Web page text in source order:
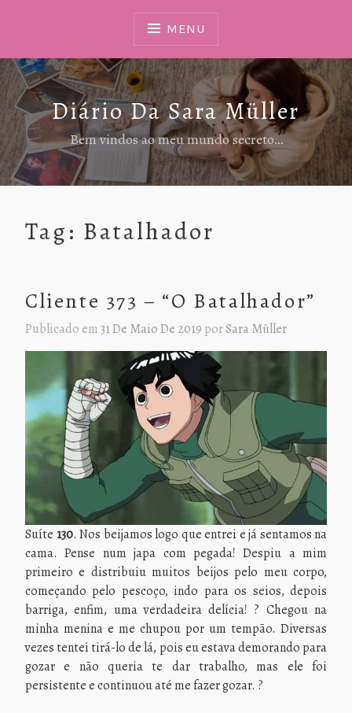
MENU
Diário Da Sara Müller
Bem vindos ao meu mundo secreto…
Tag: Batalhador
Cliente 373 – “O Batalhador”
Publicado em31 De Maio De 2019 porSara Müller
Suíte 130. Nos beijamos logo que entrei e já sentamos na
cama. Pense num japa com pegada! Despiu a mim
primeiro e distribuiu muitos beijos pelo meu corpo,
começando pelo pescoço, indo para os seios, depois
barriga, enfim, uma verdadeira delícia! ? Chegou na
minha menina e me chupou por um tempão. Diversas
vezes tentei tirá-lo de lá, pois eu estava demorando para
gozar e não queria te dar trabalho, mas ele foi
persistente e continuou até me fazer gozar. ?